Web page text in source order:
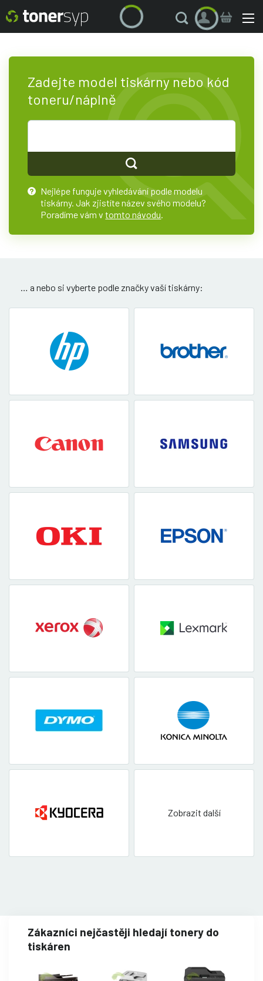
Zadejte model tiskárny nebo kód
toneru/náplně
?
Nejlépe funguje vyhledávání podle modelu
tiskárny. Jak zjistíte název svého modelu?
Poradíme vám vtomto návodu
… a nebo si vyberte podle značky vaší tiskárny:
Zobrazit další
Zákazníci nejčastěji hledají tonery do
tiskáren